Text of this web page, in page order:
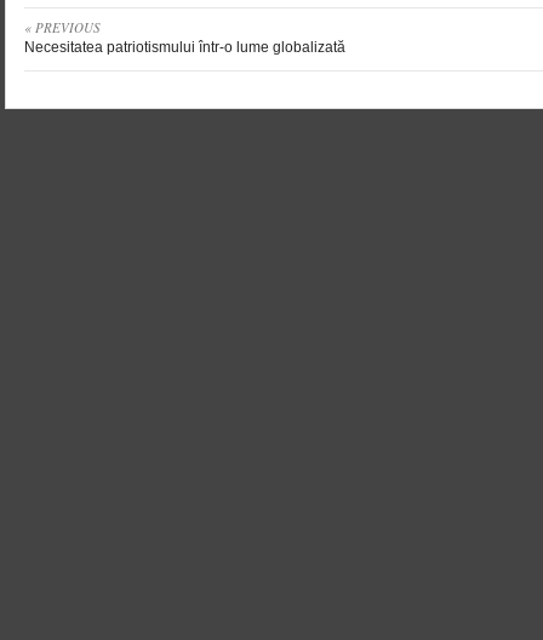
« PREVIOUS
Necesitatea patriotismului într-o lume globalizată